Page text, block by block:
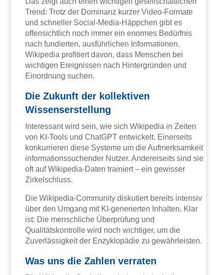
Trend: Trotz der Dominanz kurzer Video-Formate
und schneller Social-Media-Häppchen gibt es
offensichtlich noch immer ein enormes Bedürfnis
nach fundierten, ausführlichen Informationen.
Wikipedia profitiert davon, dass Menschen bei
wichtigen Ereignissen nach Hintergründen und
Einordnung suchen.
Die Zukunft der kollektiven
Wissenserstellung
Interessant wird sein, wie sich Wikipedia in Zeiten
von KI-Tools und ChatGPT entwickelt. Einerseits
konkurrieren diese Systeme um die Aufmerksamkeit
informationssuchender Nutzer. Andererseits sind sie
oft auf Wikipedia-Daten trainiert – ein gewisser
Zirkelschluss.
Die Wikipedia-Community diskutiert bereits intensiv
über den Umgang mit KI-generierten Inhalten. Klar
ist: Die menschliche Überprüfung und
Qualitätskontrolle wird noch wichtiger, um die
Zuverlässigkeit der Enzyklopädie zu gewährleisten.
Was uns die Zahlen verraten